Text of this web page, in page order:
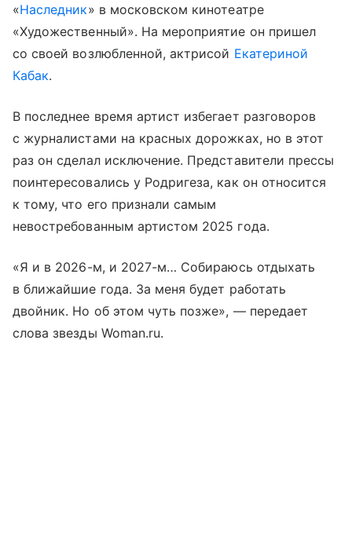
«Наследник» в московском кинотеатре
«Художественный». На мероприятие он пришел
со своей возлюбленной, актрисой Екатериной
Кабак.
В последнее время артист избегает разговоров
с журналистами на красных дорожках, но в этот
раз он сделал исключение. Представители прессы
поинтересовались у Родригеза, как он относится
к тому, что его признали самым
невостребованным артистом 2025 года.
«Я и в 2026-м, и 2027-м… Собираюсь отдыхать
в ближайшие года. За меня будет работать
двойник. Но об этом чуть позже», — передает
слова звезды Woman.ru.